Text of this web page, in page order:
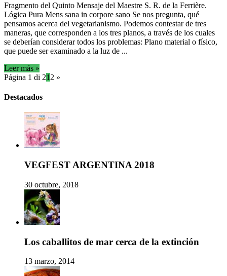
Fragmento del Quinto Mensaje del Maestre S. R. de la Ferrière.
Lógica Pura Mens sana in corpore sano Se nos pregunta, qué
pensamos acerca del vegetarianismo. Podemos contestar de tres
maneras, que corresponden a los tres planos, a través de los cuales
se deberían considerar todos los problemas: Plano material o físico,
que puede ser examinado a la luz de ...
Leer más »
Página 1 di 21 2 »
Destacados
VEGFEST ARGENTINA 2018
30 octubre, 2018
Los caballitos de mar cerca de la extinción
13 marzo, 2014